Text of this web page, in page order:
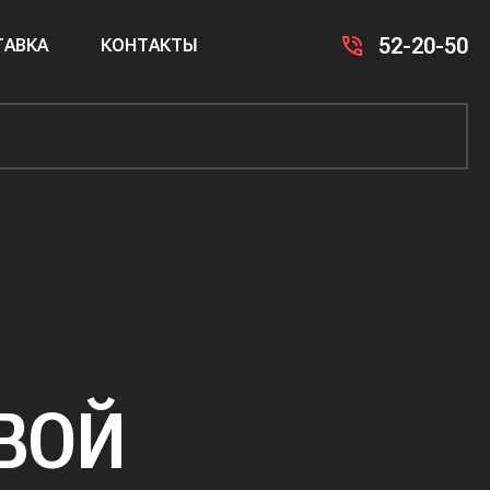
КОНТАКТЫ 52-20-50